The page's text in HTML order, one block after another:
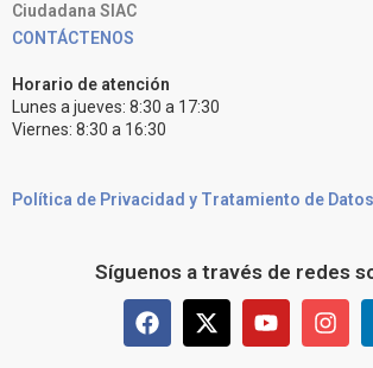
Ciudadana SIAC
CONTÁCTENOS
Horario de atención
Lunes a jueves: 8:30 a 17:30
Viernes: 8:30 a 16:30
Política de Privacidad y Tratamiento de Datos
Síguenos a través de redes